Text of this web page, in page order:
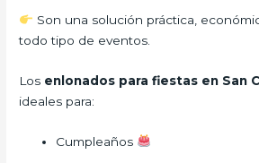
Son una solución práctica,
todo tipo de eventos.
Los enlonados para fiestas en San
ideales para:
Cumpleaños